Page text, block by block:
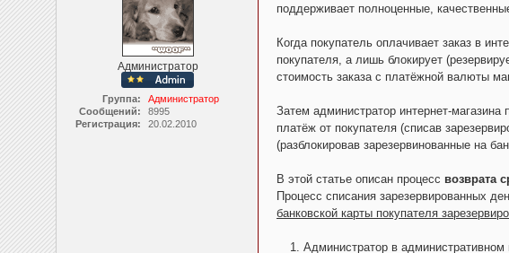
Администратор
Группа:
Администратор
Сообщений:
8995
Регистрация:
20.02.2010
поддерживает полноценные,
Когда покупатель оплачивает заказ в
покупателя, а лишь блокирует
стоимость заказа с платёжной валюты
Затем администратор интернет-
платёж от покупателя (списав
(разблокировав зарезервинованные на
В этой статье описан процесс возврата
Процесс списания зарезервированных
банковской карты покупателя
Администратор в административном